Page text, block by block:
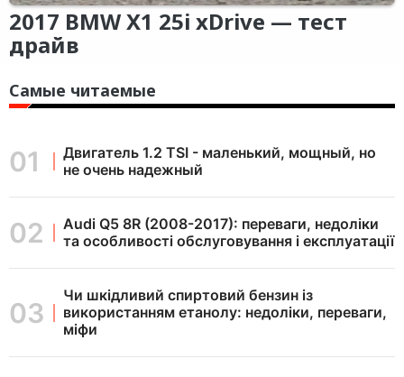
2017 BMW X1 25i xDrive — тест
драйв
Самые читаемые
Двигатель 1.2 TSI - маленький, мощный, но
не очень надежный
Audi Q5 8R (2008-2017): переваги, недоліки
та особливості обслуговування і експлуатації
Чи шкідливий спиртовий бензин із
використанням етанолу: недоліки, переваги,
міфи